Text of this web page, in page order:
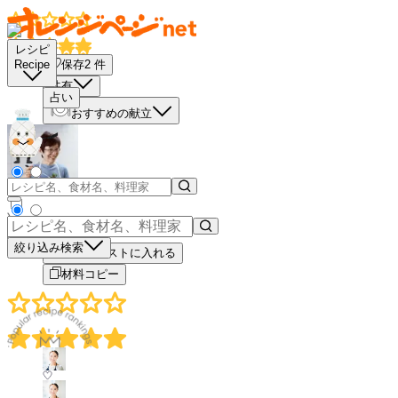
レシピ
Recipe
占い
絞り込み検索
保存2 件
共有
おすすめの献立
－
＋
買い物リストに入れる
材料コピー